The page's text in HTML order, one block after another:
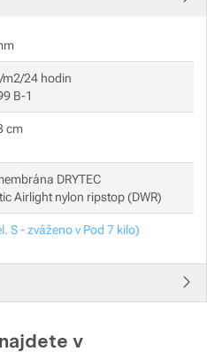
m2/24 hodin
B-1
cm
DRYTEC
Airlight nylon ripstop (DWR)
S - zváženo v Pod 7 kilo)
v